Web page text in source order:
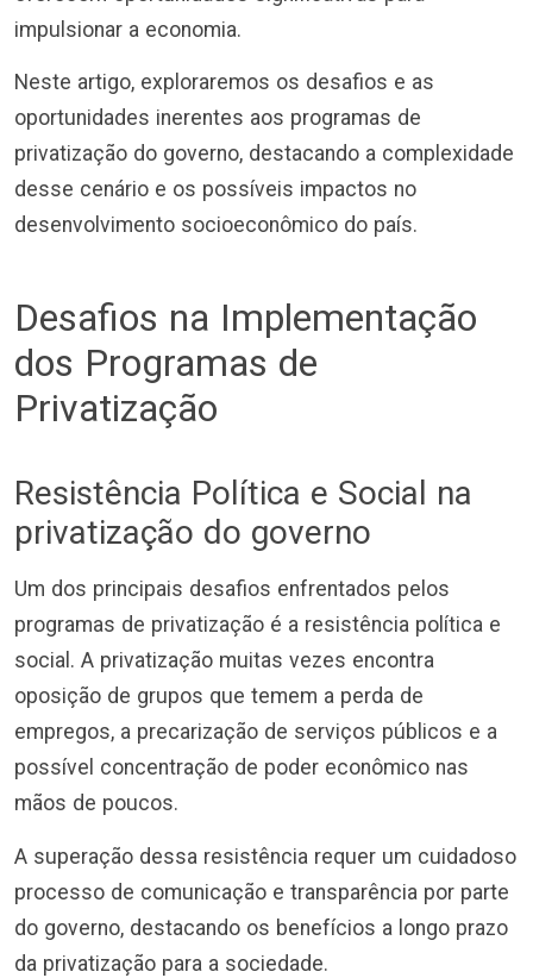
impulsionar a economia.
Neste artigo, exploraremos os desafios e as
oportunidades inerentes aos programas de
privatização do governo, destacando a complexidade
desse cenário e os possíveis impactos no
desenvolvimento socioeconômico do país.
Desafios na Implementação
dos Programas de
Privatização
Resistência Política e Social na
privatização do governo
Um dos principais desafios enfrentados pelos
programas de privatização é a resistência política e
social. A privatização muitas vezes encontra
oposição de grupos que temem a perda de
empregos, a precarização de serviços públicos e a
possível concentração de poder econômico nas
mãos de poucos.
A superação dessa resistência requer um cuidadoso
processo de comunicação e transparência por parte
do governo, destacando os benefícios a longo prazo
da privatização para a sociedade.